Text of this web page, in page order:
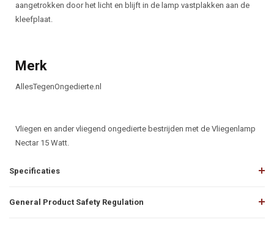
aangetrokken door het licht en blijft in de lamp vastplakken aan de
kleefplaat.
Merk
AllesTegenOngedierte.nl
Vliegen en ander vliegend ongedierte bestrijden met de Vliegenlamp
Nectar 15 Watt.
Specificaties
General Product Safety Regulation